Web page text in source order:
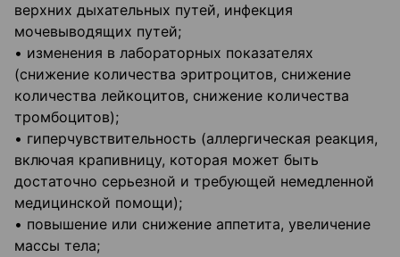
верхних дыхательных путей, инфекция
мочевыводящих путей;
• изменения в лабораторных показателях
(снижение количества эритроцитов, снижение
количества лейкоцитов, снижение количества
тромбоцитов);
• гиперчувствительность (аллергическая реакция,
включая крапивницу, которая может быть
достаточно серьезной и требующей немедленной
медицинской помощи);
• повышение или снижение аппетита, увеличение
массы тела;